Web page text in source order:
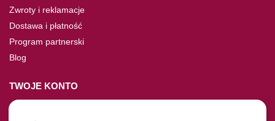
Zwroty i reklamacje
Dostawa i płatność
Program partnerski
Blog
TWOJE KONTO
Moje konto